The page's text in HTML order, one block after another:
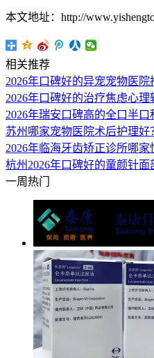
本文地址：http://
相关推荐
2026年口碑好的异宠宠物医
2026年口碑好的治疗焦虑心
2026年瑞安口碑高的全口半
苏州哪家宠物医院术后护理
2026年临海牙齿矫正诊所哪
杭州2026年口碑好的童颜针
一周热门